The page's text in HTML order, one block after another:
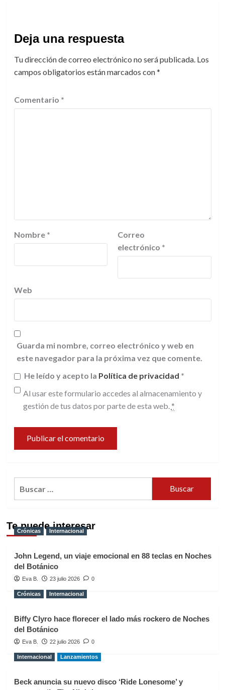
Deja una respuesta
Tu dirección de correo electrónico no será publicada. Los
campos obligatorios están marcados con*
Comentario *
Nombre *
Correo
electrónico *
Web
Guarda mi nombre, correo electrónico y web en
este navegador para la próxima vez que comente.
He leído y acepto la Política de privacidad *
Al usar este formulario accedes al almacenamiento y
gestión de tus datos por parte de esta web. *
Te puede interesar
Crónicas Internacional
John Legend, un viaje emocional en 88 teclas en Noches
del Botánico
Eva B. 23 julio 2026 0
Crónicas Internacional
Biffy Clyro hace florecer el lado más rockero de Noches
del Botánico
Eva B. 22 julio 2026 0
Internacional Lanzamientos
Beck anuncia su nuevo disco ‘Ride Lonesome’ y